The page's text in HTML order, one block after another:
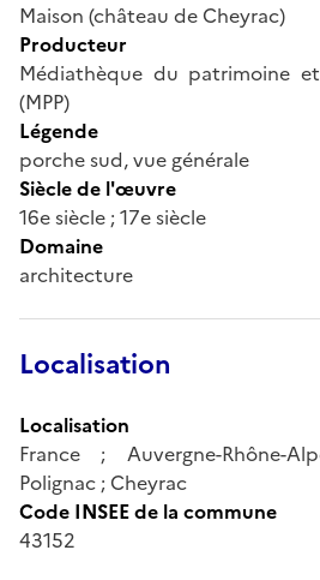
Maison (château de Cheyrac)
Producteur
Médiathèque du patrimoine
(MPP)
Légende
porche sud, vue générale
Siècle de l'œuvre
16e siècle ; 17e siècle
Domaine
architecture
Localisation
Localisation
France ; Auvergne-Rhône-
Polignac ; Cheyrac
Code INSEE de la commune
43152